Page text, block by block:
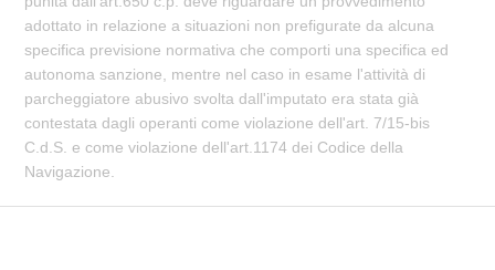
adottato in relazione a situazioni non prefigurate da alcuna
specifica previsione normativa che comporti una specifica ed
autonoma sanzione, mentre nel caso in esame l'attività di
parcheggiatore abusivo svolta dall'imputato era stata già
contestata dagli operanti come violazione dell'art. 7/15-bis
C.d.S. e come violazione dell'art.1174 dei Codice della
Navigazione.